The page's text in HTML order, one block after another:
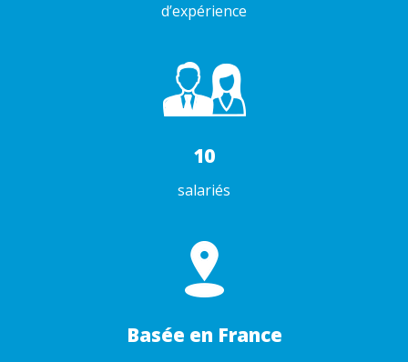
d’expérience
10
salariés
Basée en France